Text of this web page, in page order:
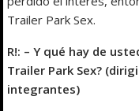
Trailer Park Sex.
R!: – Y qué hay de
Trailer Park Sex?
integrantes)